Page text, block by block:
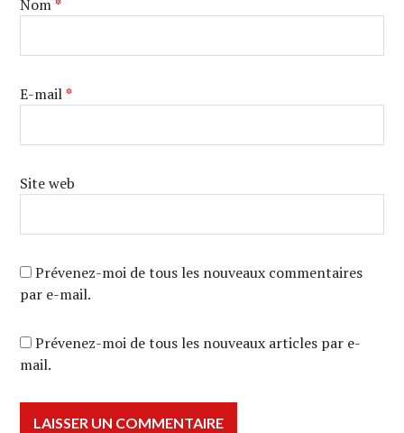
Nom*
E-mail*
Site web
Prévenez-moi de tous les nouveaux commentaires
par e-mail.
Prévenez-moi de tous les nouveaux articles par e-
mail.